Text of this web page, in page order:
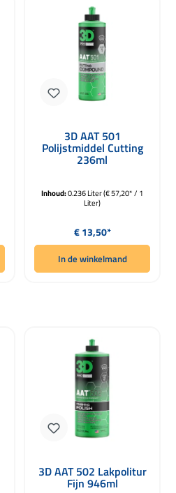
3D AAT 501
Polijstmiddel Cutting
236ml
Inhoud:0.236 Liter(€ 57,20* / 1
Liter)
Normale prijs:
€ 13,50*
In de winkelmand
3D AAT 502 Lakpolitur
Fijn 946ml